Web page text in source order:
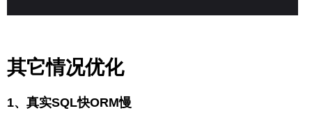
其它情况优化
1、真实SQL快ORM慢